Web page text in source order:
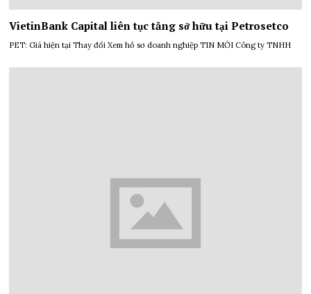
VietinBank Capital liên tục tăng sở hữu tại Petrosetco
PET: Giá hiện tại Thay đổi Xem hồ sơ doanh nghiệp TIN MỚI Công ty TNHH